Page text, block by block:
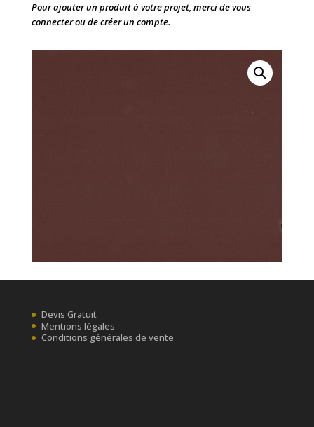
Pour ajouter un produit à votre projet, merci de vous
connecter ou de créer un compte.
Devis Gratuit
Mentions légales
Conditions générales de vente